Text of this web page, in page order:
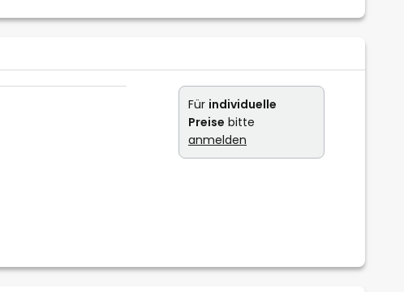
Für individuelle
Preise bitte
anmelden